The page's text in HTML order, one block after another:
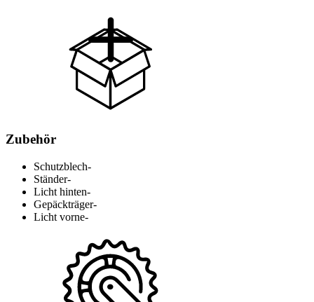
Zubehör
Schutzblech-
Ständer-
Licht hinten-
Gepäckträger-
Licht vorne-